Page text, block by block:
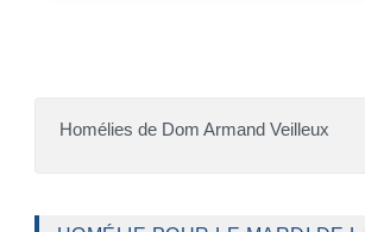
Homélies de Dom Armand Veilleux